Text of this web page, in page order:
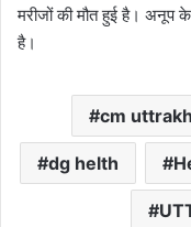
मरीजों की मौत हुई है। अनूप
है।
cm
dg helth